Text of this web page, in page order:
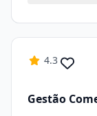
4.3
Gestão